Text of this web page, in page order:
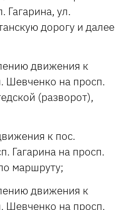
Гагарина, ул.
дорогу и далее
движения к
Шевченко на просп.
(разворот),
к пос.
Гагарина на просп.
маршруту;
движения к
Шевченко на просп.